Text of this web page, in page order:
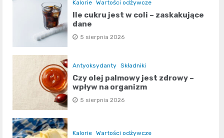
Kalorie Wartości odżywcze
Ile cukru jest w coli – zaskakujące
dane
5 sierpnia 2026
Antyoksydanty Składniki
Czy olej palmowy jest zdrowy –
wpływ na organizm
5 sierpnia 2026
Kalorie Wartości odżywcze